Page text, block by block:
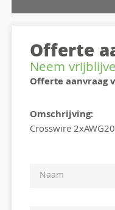
Offerte
Neem
Offerte aanvraag
Omschrijving:
Crosswire